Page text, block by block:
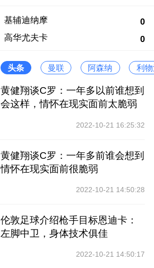
基辅迪纳摩
高华尤夫卡
0
0
头条 曼联 阿森纳 利
黄健翔谈C罗：一年多以前谁想到
会这样，情怀在现实面前太脆弱
2022-10-21 16:25:32
黄健翔谈C罗：一年多前谁会想到
情怀在现实面前很脆弱
2022-10-21 14:50:28
伦敦足球介绍枪手目标恩迪卡：
左脚中卫，身体技术俱佳
2022-10-21 14:50:17